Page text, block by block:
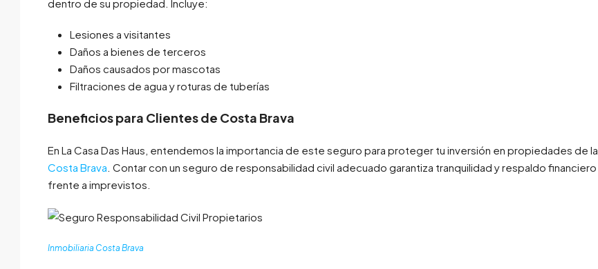
dentro de su propiedad. Incluye:
Lesiones a visitantes
Daños a bienes de terceros
Daños causados por mascotas
Filtraciones de agua y roturas de tuberías
Beneficios para Clientes de Costa Brava
En La Casa Das Haus, entendemos la importancia de este seguro para proteger tu inversión en propiedades de la
Costa Brava . Contar con un seguro de responsabilidad civil adecuado garantiza tranquilidad y respaldo financiero
frente a imprevistos.
Inmobiliaria Costa Brava